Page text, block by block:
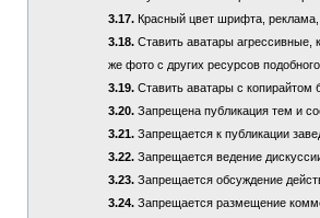
3.17.Красный цвет шрифта, реклама,
3.18.Ставить аватары агрессивные,
же фото с других ресурсов
3.19.Ставить аватары с копирайтом
3.20.Запрещена публикация тем и
3.21.Запрещается к публикации
3.22.Запрещается ведение
3.23.Запрещается обсуждение
3.24.Запрещается размещение